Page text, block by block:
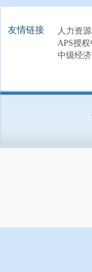
友情链接 人力资
APS授
中级经